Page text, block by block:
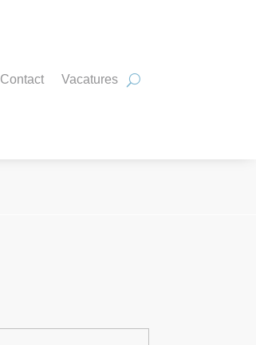
Contact Vacatures